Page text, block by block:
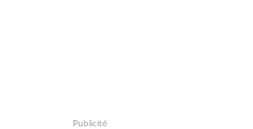
Publicité